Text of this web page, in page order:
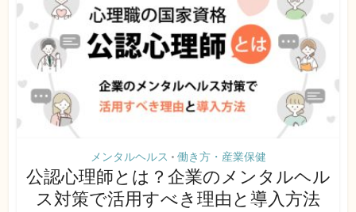
メンタルヘルス • 働き方・産業保健
公認心理師とは？企業のメンタルヘル
ス対策で活用すべき理由と導入方法